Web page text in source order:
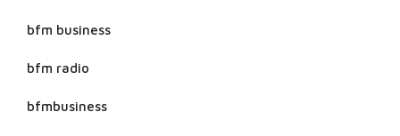
bfm business
bfm radio
bfmbusiness